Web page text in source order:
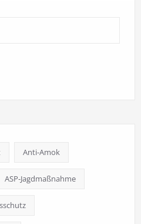
Anti-Amok
ASP-Jagdmaßnahme